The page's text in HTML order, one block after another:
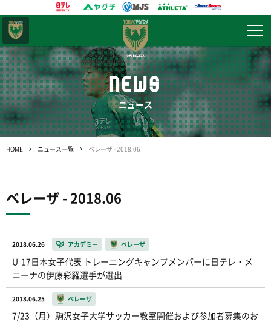
NEWS
ニュース
HOME ニュース一覧 ベレーザ - 2018.06
ベレーザ - 2018.06
2018.06.26 アカデミー ベレーザ
U-17日本女子代表 トレーニングキャンプメンバーに日テレ・メ
ニーナの伊藤彩羅選手が選出
2018.06.25 ベレーザ
7/23（月）駒沢女子大学サッカー教室開催および参加者募集のお